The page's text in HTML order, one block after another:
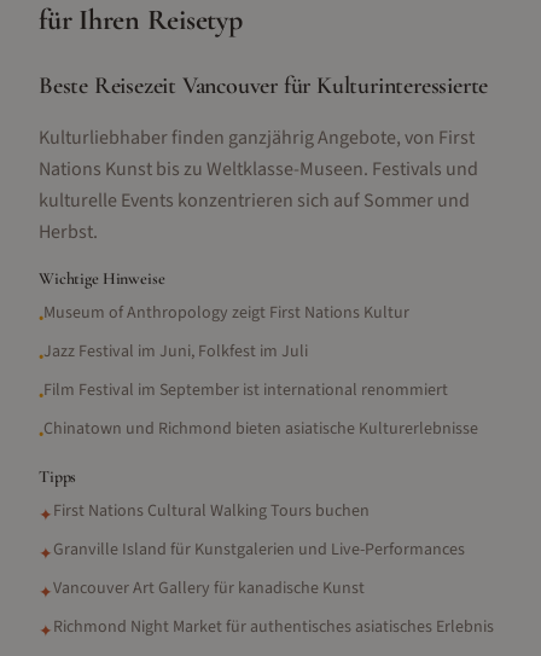
für Ihren Reisetyp
Beste Reisezeit Vancouver für Kulturinteressierte
Kulturliebhaber finden ganzjährig Angebote, von First
Nations Kunst bis zu Weltklasse-Museen. Festivals und
kulturelle Events konzentrieren sich auf Sommer und
Herbst.
Wichtige Hinweise
•Museum of Anthropology zeigt First Nations Kultur
•Jazz Festival im Juni, Folkfest im Juli
•Film Festival im September ist international renommiert
•Chinatown und Richmond bieten asiatische Kulturerlebnisse
Tipps
✦First Nations Cultural Walking Tours buchen
✦Granville Island für Kunstgalerien und Live-Performances
✦Vancouver Art Gallery für kanadische Kunst
✦Richmond Night Market für authentisches asiatisches Erlebnis